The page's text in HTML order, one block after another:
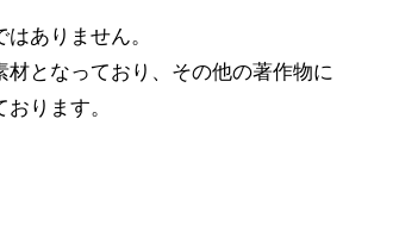
ありません。
となっており、その他の著作物に
ります。